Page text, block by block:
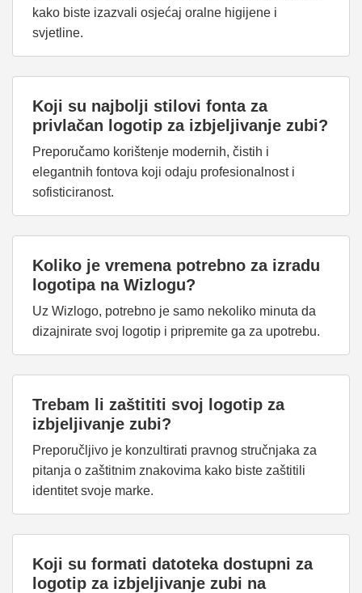
kako biste izazvali osjećaj oralne higijene i
svjetline.
Koji su najbolji stilovi fonta za
privlačan logotip za izbjeljivanje zubi?
Preporučamo korištenje modernih, čistih i
elegantnih fontova koji odaju profesionalnost i
sofisticiranost.
Koliko je vremena potrebno za izradu
logotipa na Wizlogu?
Uz Wizlogo, potrebno je samo nekoliko minuta da
dizajnirate svoj logotip i pripremite ga za upotrebu.
Trebam li zaštititi svoj logotip za
izbjeljivanje zubi?
Preporučljivo je konzultirati pravnog stručnjaka za
pitanja o zaštitnim znakovima kako biste zaštitili
identitet svoje marke.
Koji su formati datoteka dostupni za
logotip za izbjeljivanje zubi na